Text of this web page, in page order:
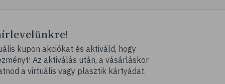
# pihenés
# kikapcsolódás
# Valentin-nap
kupon akciókat és aktiváld, hogy
Az aktiválás után, a vásárláskor
a virtuális vagy plasztik kártyádat.